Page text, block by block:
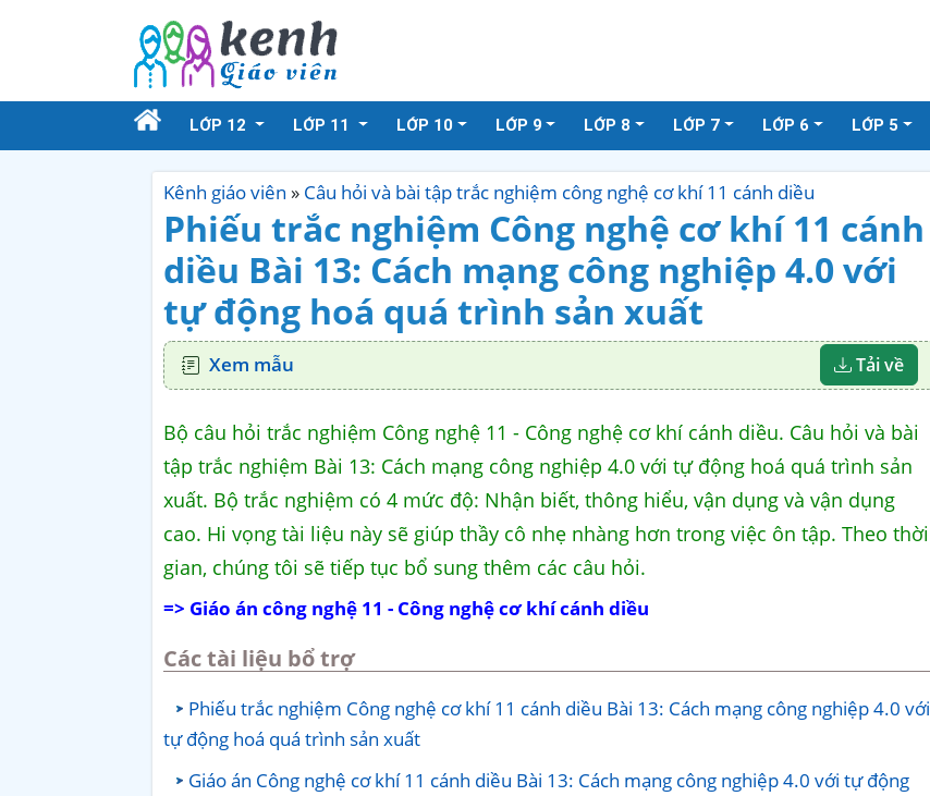
LỚP 12 LỚP 11 LỚP 10 LỚP 9 LỚP 8 LỚP 7 LỚP 6 LỚP 5
Kênh giáo viên » Câu hỏi và bài tập trắc nghiệm công nghệ cơ khí 11 cánh diều
Phiếu trắc nghiệm Công nghệ cơ khí 11 cánh
diều Bài 13: Cách mạng công nghiệp 4.0 với
tự động hoá quá trình sản xuất
Xem mẫu Tải về
Bộ câu hỏi trắc nghiệm Công nghệ 11 - Công nghệ cơ khí cánh diều. Câu hỏi và bài
tập trắc nghiệm Bài 13: Cách mạng công nghiệp 4.0 với tự động hoá quá trình sản
xuất. Bộ trắc nghiệm có 4 mức độ: Nhận biết, thông hiểu, vận dụng và vận dụng
cao. Hi vọng tài liệu này sẽ giúp thầy cô nhẹ nhàng hơn trong việc ôn tập. Theo thời
gian, chúng tôi sẽ tiếp tục bổ sung thêm các câu hỏi.
=> Giáo án công nghệ 11 - Công nghệ cơ khí cánh diều
Các tài liệu bổ trợ
Phiếu trắc nghiệm Công nghệ cơ khí 11 cánh diều Bài 13: Cách mạng công nghiệp 4.0 với
tự động hoá quá trình sản xuất
Giáo án Công nghệ cơ khí 11 cánh diều Bài 13: Cách mạng công nghiệp 4.0 với tự động